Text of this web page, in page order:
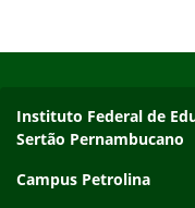
Endereço
Instituto Federal de
Sertão Pernambucano
Campus Petrolina